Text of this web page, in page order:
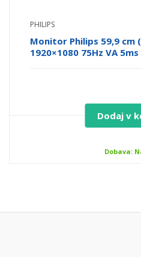
PHILIPS
Monitor Philips 59,9 cm
1920×1080 75Hz VA 5ms
Dodaj v
Dobava: